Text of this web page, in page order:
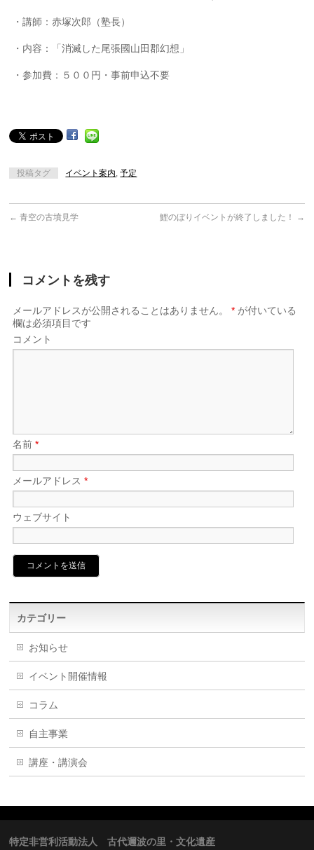
・講師：赤塚次郎（塾長）
・内容：「消滅した尾張國山田郡幻想」
・参加費：５００円・事前申込不要
投稿タグ イベント案内 ,予定
← 青空の古墳見学 鯉のぼりイベントが終了しました！ →
コメントを残す
メールアドレスが公開されることはありません。 * が付いている
欄は必須項目です
コメント
名前*
メールアドレス*
ウェブサイト
カテゴリー
お知らせ
イベント開催情報
コラム
自主事業
講座・講演会
特定非営利活動法人 古代邇波の里・文化遺産